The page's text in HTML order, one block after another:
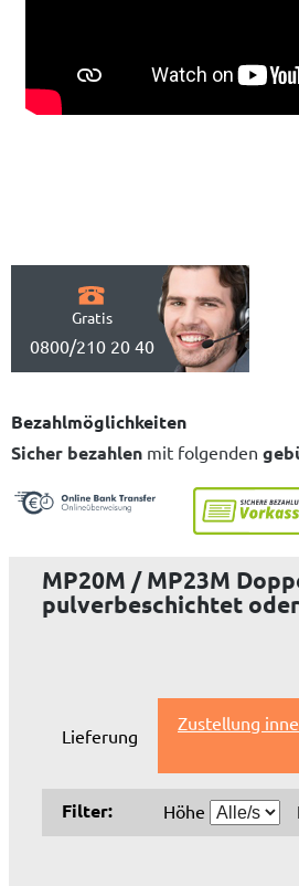
Gratis
0800/210 20 40
Bezahlmöglichkeiten
Sicher bezahlen mit folgenden
MP20M / MP23M
pulverbeschichtet
Lieferung
Zustellung
Filter: Höhe